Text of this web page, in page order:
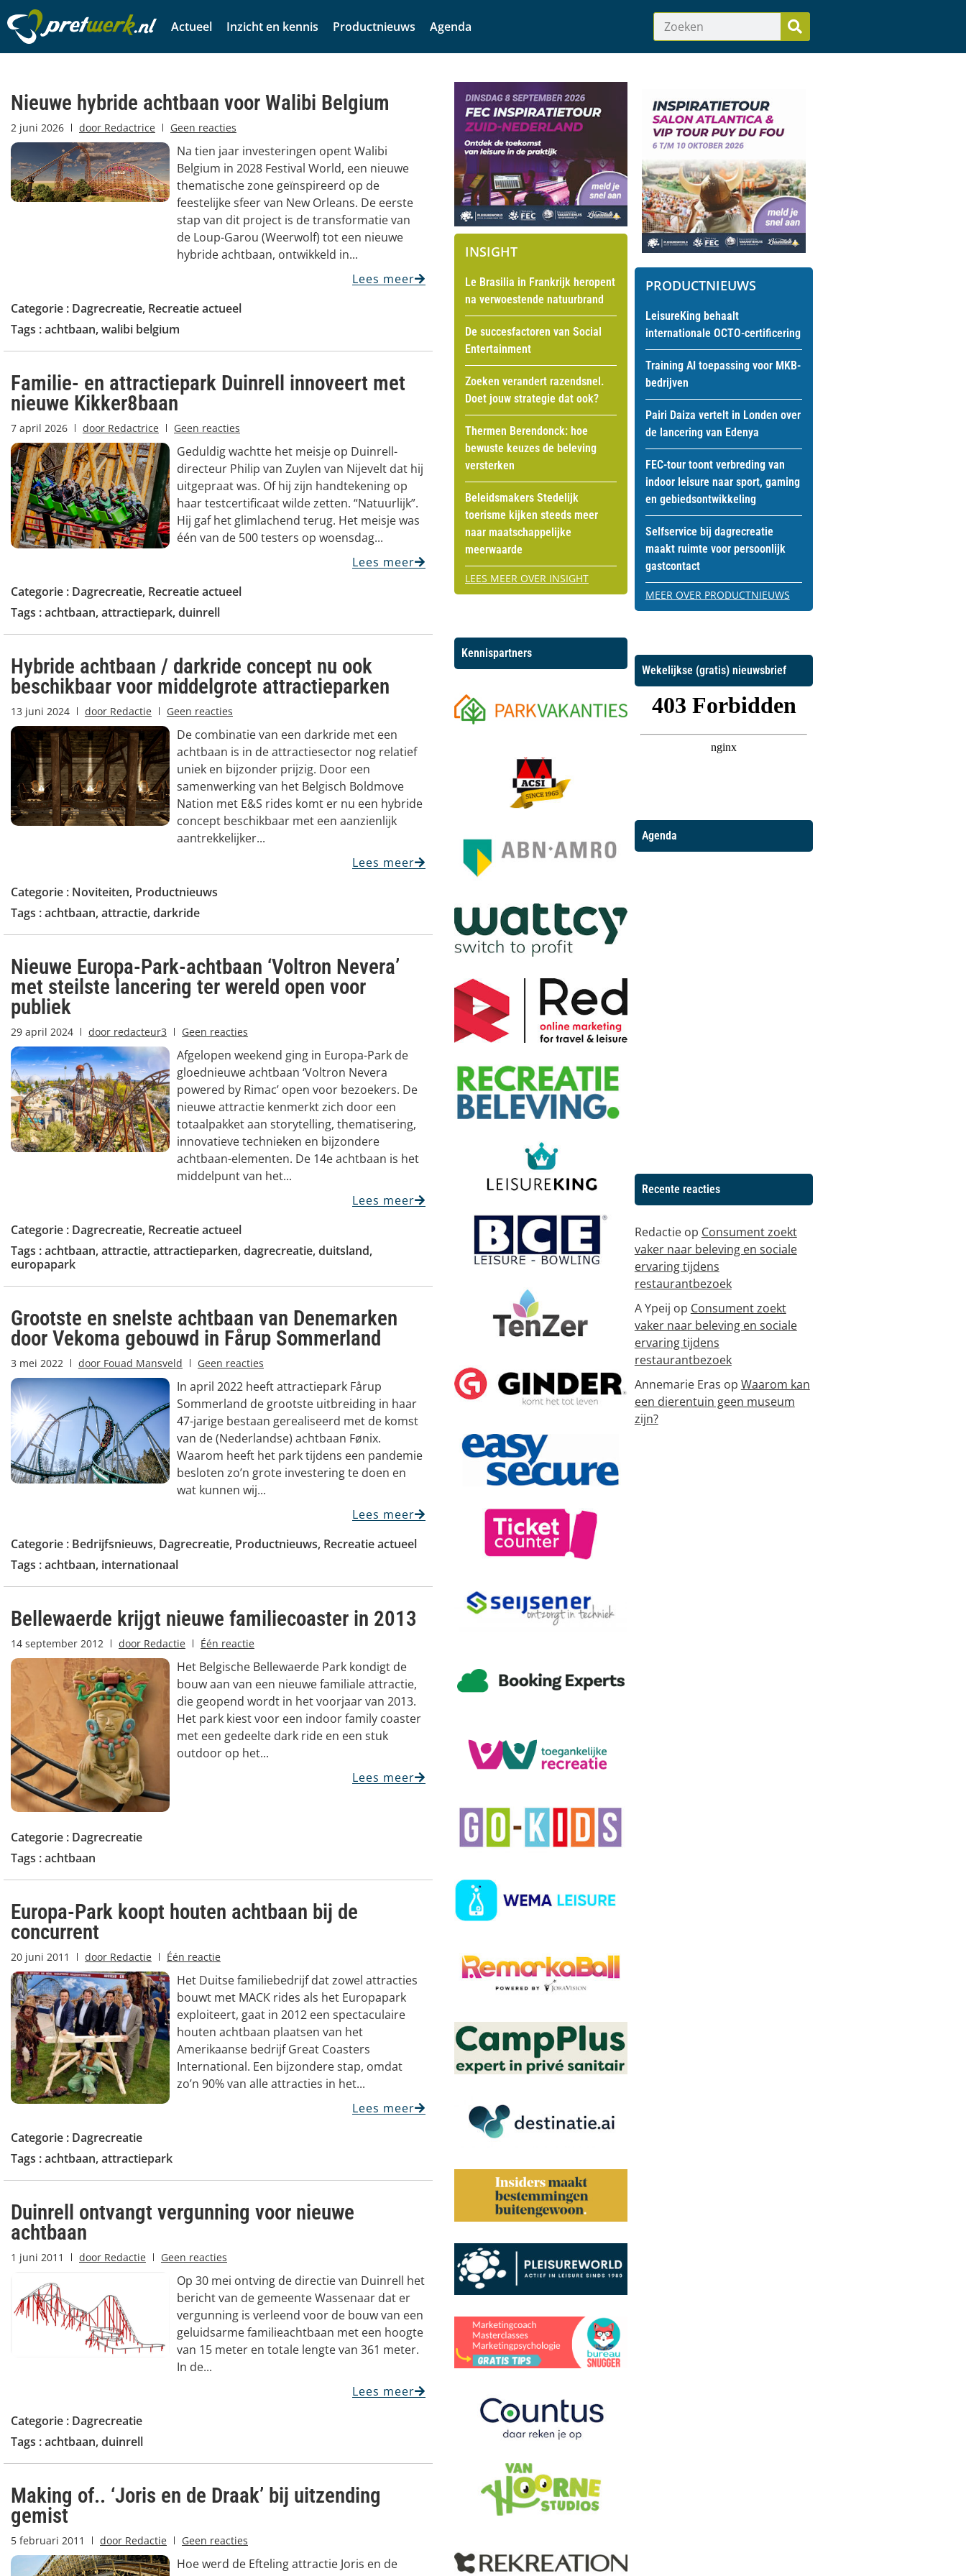
Actueel Inzicht en kennis Productnieuws Agenda
Nieuwe hybride achtbaan voor Walibi Belgium
2 juni 2026 door Redactrice Geen reacties
Na tien jaar investeringen opent Walibi
Belgium in 2028 Festival World, een nieuwe
thematische zone geïnspireerd op de
feestelijke sfeer van New Orleans. De eerste
stap van dit project is de transformatie van
de Loup-Garou (Weerwolf) tot een nieuwe
hybride achtbaan, ontwikkeld in...
Lees meer
Categorie : Dagrecreatie, Recreatie actueel
Tags :achtbaan,walibi belgium
Familie- en attractiepark Duinrell innoveert met
nieuwe Kikker8baan
7 april 2026 door Redactrice Geen reacties
Geduldig wachtte het meisje op Duinrell-
directeur Philip van Zuylen van Nijevelt dat hij
uitgepraat was. Of hij zijn handtekening op
haar testcertificaat wilde zetten. “Natuurlijk”.
Hij gaf het glimlachend terug. Het meisje was
één van de 500 testers op woensdag...
Lees meer
Categorie : Dagrecreatie, Recreatie actueel
Tags :achtbaan,attractiepark,duinrell
Hybride achtbaan / darkride concept nu ook
beschikbaar voor middelgrote attractieparken
13 juni 2024 door Redactie Geen reacties
De combinatie van een darkride met een
achtbaan is in de attractiesector nog relatief
uniek en bijzonder prijzig. Door een
samenwerking van het Belgisch Boldmove
Nation met E&S rides komt er nu een hybride
concept beschikbaar met een aanzienlijk
aantrekkelijker...
Lees meer
Categorie : Noviteiten, Productnieuws
Tags :achtbaan,attractie,darkride
Nieuwe Europa-Park-achtbaan ‘Voltron Nevera’
met steilste lancering ter wereld open voor
publiek
29 april 2024 door redacteur3 Geen reacties
Afgelopen weekend ging in Europa-Park de
gloednieuwe achtbaan ‘Voltron Nevera
powered by Rimac’ open voor bezoekers. De
nieuwe attractie kenmerkt zich door een
totaalpakket aan storytelling, thematisering,
innovatieve technieken en bijzondere
achtbaan-elementen. De 14e achtbaan is het
middelpunt van het...
Lees meer
Categorie : Dagrecreatie, Recreatie actueel
Tags :achtbaan,attractie,attractieparken,dagrecreatie,duitsland,
europapark
Grootste en snelste achtbaan van Denemarken
door Vekoma gebouwd in Fårup Sommerland
3 mei 2022 door Fouad Mansveld Geen reacties
In april 2022 heeft attractiepark Fårup
Sommerland de grootste uitbreiding in haar
47-jarige bestaan gerealiseerd met de komst
van de (Nederlandse) achtbaan Fønix.
Waarom heeft het park tijdens een pandemie
besloten zo’n grote investering te doen en
wat kunnen wij...
Lees meer
Categorie : Bedrijfsnieuws, Dagrecreatie, Productnieuws, Recreatie actueel
Tags :achtbaan, internationaal
Bellewaerde krijgt nieuwe familiecoaster in 2013
14 september 2012 door Redactie Één reactie
Het Belgische Bellewaerde Park kondigt de
bouw aan van een nieuwe familiale attractie,
die geopend wordt in het voorjaar van 2013.
Het park kiest voor een indoor family coaster
met een gedeelte dark ride en een stuk
outdoor op het...
Lees meer
Categorie : Dagrecreatie
Tags :achtbaan
Europa-Park koopt houten achtbaan bij de
concurrent
20 juni 2011 door Redactie Één reactie
Het Duitse familiebedrijf dat zowel attracties
bouwt met MACK rides als het Europapark
exploiteert, gaat in 2012 een spectaculaire
houten achtbaan plaatsen van het
Amerikaanse bedrijf Great Coasters
International. Een bijzondere stap, omdat
zo’n 90% van alle attracties in het...
Lees meer
Categorie : Dagrecreatie
Tags :achtbaan,attractiepark
Duinrell ontvangt vergunning voor nieuwe
achtbaan
1 juni 2011 door Redactie Geen reacties
Op 30 mei ontving de directie van Duinrell het
bericht van de gemeente Wassenaar dat er
vergunning is verleend voor de bouw van een
geluidsarme familieachtbaan met een hoogte
van 15 meter en totale lengte van 361 meter.
In de...
Lees meer
Categorie : Dagrecreatie
Tags :achtbaan,duinrell
Making of.. ‘Joris en de Draak’ bij uitzending
gemist
5 februari 2011 door Redactie Geen reacties
Hoe werd de Efteling attractie Joris en de
INSIGHT
Le Brasilia in Frankrijk heropent
na verwoestende natuurbrand
De succesfactoren van Social
Entertainment
Zoeken verandert razendsnel.
Doet jouw strategie dat ook?
Thermen Berendonck: hoe
bewuste keuzes de beleving
versterken
Beleidsmakers Stedelijk
toerisme kijken steeds meer
naar maatschappelijke
meerwaarde
LEES MEER OVER INSIGHT
Kennispartners
PRODUCTNIEUWS
LeisureKing behaalt
internationale OCTO-certificering
Training AI toepassing voor MKB-
bedrijven
Pairi Daiza vertelt in Londen over
de lancering van Edenya
FEC-tour toont verbreding van
indoor leisure naar sport, gaming
en gebiedsontwikkeling
Selfservice bij dagrecreatie
maakt ruimte voor persoonlijk
gastcontact
MEER OVER PRODUCTNIEUWS
Wekelijkse (gratis) nieuwsbrief
Agenda
Recente reacties
Redactieop Consument zoekt
vaker naar beleving en sociale
ervaring tijdens
restaurantbezoek
A Ypeij op Consument zoekt
vaker naar beleving en sociale
ervaring tijdens
restaurantbezoek
Annemarie Eras op Waarom kan
een dierentuin geen museum
zijn?